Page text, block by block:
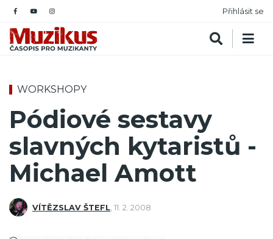
Přihlásit se
WORKSHOPY
Pódiové sestavy
slavných kytaristů -
Michael Amott
VÍTĚZSLAV ŠTEFL 11. 2. 2008